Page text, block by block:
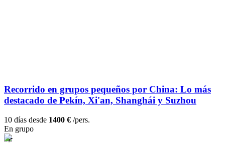
Recorrido en grupos pequeños por China: Lo más
destacado de Pekín, Xi'an, Shanghái y Suzhou
10 días desde 1400 € /pers.
En grupo